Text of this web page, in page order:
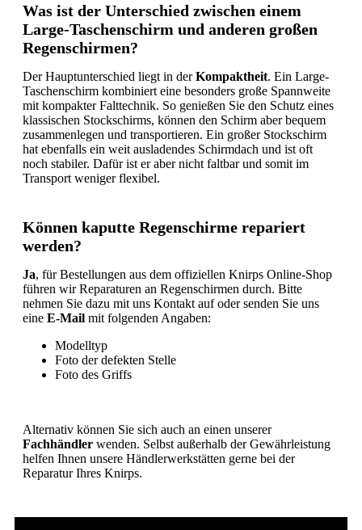
Was ist der Unterschied zwischen einem
Large-Taschenschirm und anderen großen
Regenschirmen?
Der Hauptunterschied liegt in derKompaktheit. Ein Large-
Taschenschirm kombiniert eine besonders große Spannweite
mit kompakter Falttechnik. So genießen Sie den Schutz eines
klassischen Stockschirms, können den Schirm aber bequem
zusammenlegen und transportieren. Ein großer Stockschirm
hat ebenfalls ein weit ausladendes Schirmdach und ist oft
noch stabiler. Dafür ist er aber nicht faltbar und somit im
Transport weniger flexibel.
Können kaputte Regenschirme repariert
werden?
Ja, für Bestellungen aus dem offiziellen Knirps Online-Shop
führen wir Reparaturen an Regenschirmen durch. Bitte
nehmen Sie dazu mit uns Kontakt auf oder senden Sie uns
eine E-Mail mit folgenden Angaben:
Modelltyp
Foto der defekten Stelle
Foto des Griffs
Alternativ können Sie sich auch an einen unserer
Fachhändler wenden. Selbst außerhalb der Gewährleistung
helfen Ihnen unsere Händlerwerkstätten gerne bei der
Reparatur Ihres Knirps.